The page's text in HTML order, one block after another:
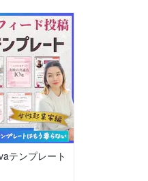
テンプレート